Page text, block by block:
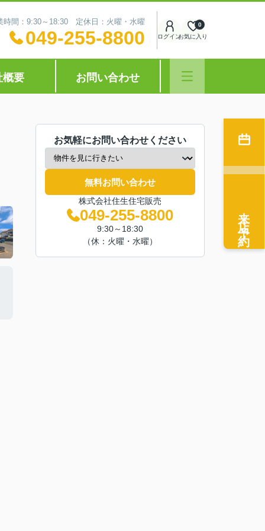
時間：9:30～18:30 定休日：火曜・水曜
049-255-8800 ログインお気に入り
0
概要 お問い合わせ
お気軽にお問い合わせください
無料お問い合わせ
株式会社住生住宅販売
049-255-8800
9:30～18:30
（休：火曜・水曜）
来店予約